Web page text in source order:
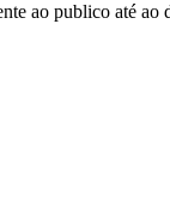
ao publico até ao